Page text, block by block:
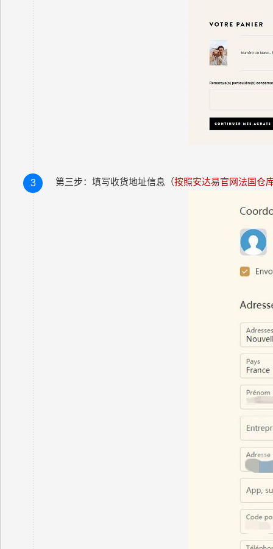
3 第三步：填写收货地址信息（按照安达易官网法国仓